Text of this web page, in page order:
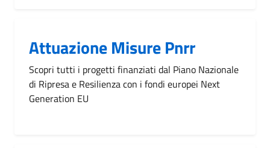
Attuazione Misure Pnrr
Scopri tutti i progetti finanziati dal Piano Nazionale
di Ripresa e Resilienza con i fondi europei Next
Generation EU